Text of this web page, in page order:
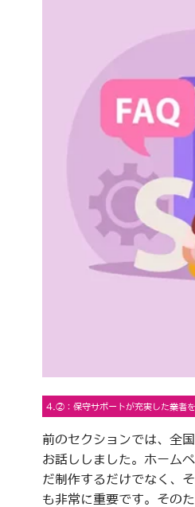
4.②：保守サポートが充実した業者
前のセクションでは、全
お話ししました。ホーム
だ制作するだけでなく、
も非常に重要です。その